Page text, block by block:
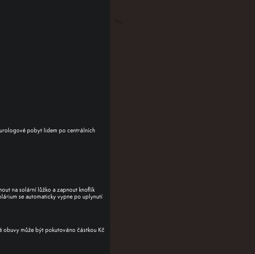
pobyt lidem po centrálních
na solární lůžko a zapnout knoflík
se automaticky vypne po uplynutí
může být pokutováno částkou Kč